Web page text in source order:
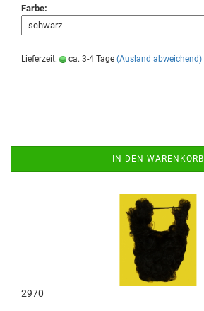
Farbe:
Lieferzeit: ca. 3-4 Tage (Ausland abweichend)
IN DEN WARENKORB
2970